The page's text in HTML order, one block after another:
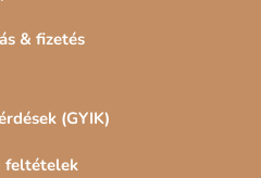
& fizetés
(GYIK)
feltételek